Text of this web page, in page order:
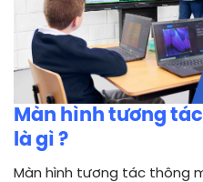
Màn hình tương
là gì ?
Màn hình tương tác thông